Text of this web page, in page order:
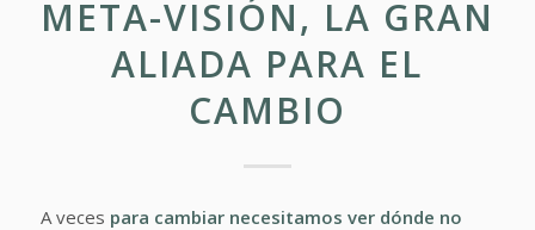
META-VISIÓN, LA GRAN
ALIADA PARA EL
CAMBIO
A veces para cambiar necesitamos ver dónde no